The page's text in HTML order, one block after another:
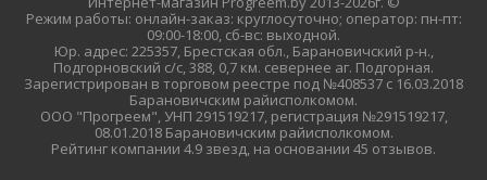
Режим работы: онлайн-заказ: круглосуточно; оператор: пн-пт:
09:00-18:00, сб-вс: выходной.
Юр. адрес: 225357, Брестская обл., Барановичский р-н.,
Подгорновский с/с, 388, 0,7 км. севернее аг. Подгорная.
Зарегистрирован в торговом реестре под №408537 с 16.03.2018
Барановичским райисполкомом.
ООО "Прогреем", УНП 291519217, регистрация №291519217,
08.01.2018 Барановичским райисполкомом.
Рейтинг компании 4.9 звезд, на основании 45 отзывов.